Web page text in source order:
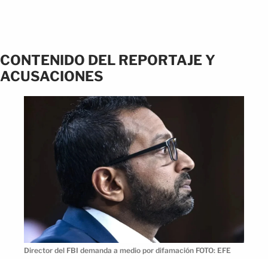
CONTENIDO DEL REPORTAJE Y
ACUSACIONES
Director del FBI demanda a medio por difamación FOTO: EFE